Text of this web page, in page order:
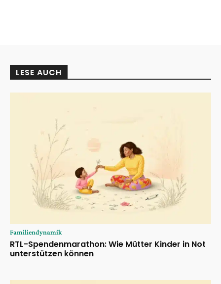
LESE AUCH
Familiendynamik
RTL-Spendenmarathon: Wie Mütter Kinder in Not
unterstützen können